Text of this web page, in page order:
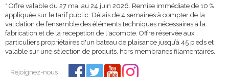
* Offre valable du 27 mai au 24 juin 2026. Remise immédiate de 10 %
appliquée sur le tarif public. Délais de 4 semaines à compter de la
validation de l’ensemble des éléments techniques nécessaires à la
fabrication et de la recepetion de l'acompte. Offre réservée aux
particuliers propriétaires d'un bateau de plaisance jusqu’à 45 pieds et
valable sur une sélection de produits, hors membranes filamentaires.
Rejoignez-nous :